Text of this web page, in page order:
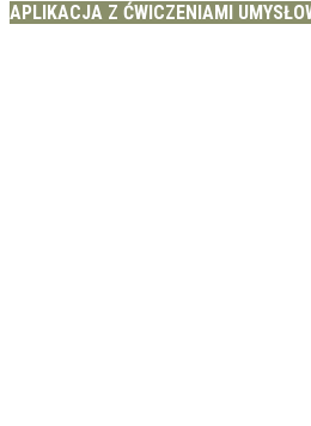
APLIKACJA Z ĆWICZENIAMI